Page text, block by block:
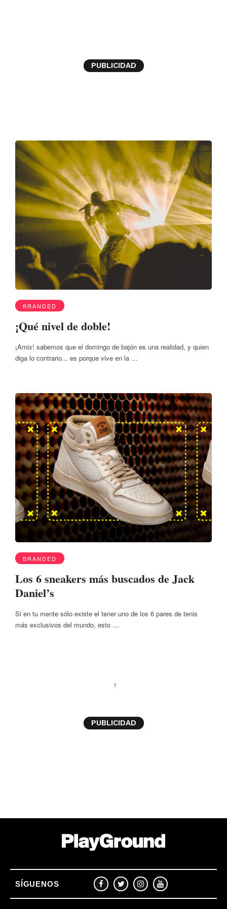
PUBLICIDAD
BRANDED
¡Qué nivel de doble!
¡Amix! sabemos que el domingo de bajón es una realidad, y quien
diga lo contrario... es porque vive en la …
BRANDED
Los 6 sneakers más buscados de Jack
Daniel’s
Si en tu mente sólo existe el tener uno de los 6 pares de tenis
más exclusivos del mundo, esto …
1
PUBLICIDAD
SÍGUENOS